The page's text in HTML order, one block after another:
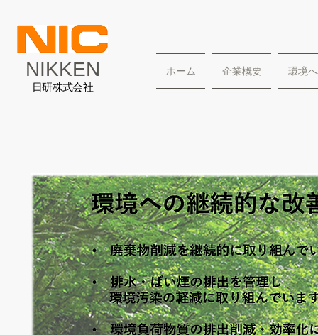
NIKKEN
日研株式会社
ホーム 企業概要 環境